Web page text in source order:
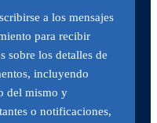
a los mensajes
para recibir
sobre los detalles de
incluyendo
del mismo y
o notificaciones,